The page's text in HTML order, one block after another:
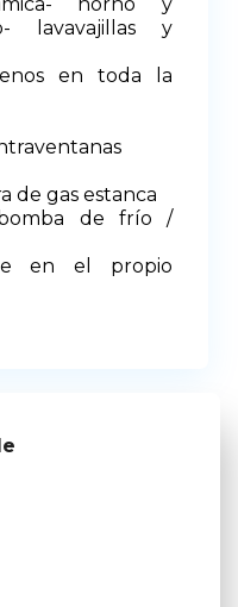
lavavajillas y
en toda la
de gas estanca
bomba de frío /
en el propio